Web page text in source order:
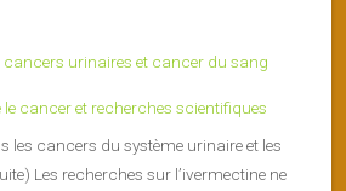
le cancer et recherches scientifiques
les cancers du système urinaire et les
Les recherches sur l’ivermectine ne